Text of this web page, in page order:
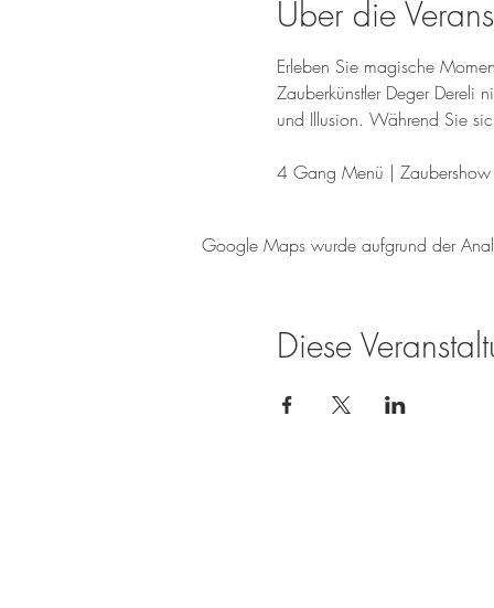
Über die
Erleben Sie magische
Zauberkünstler Deger Dereli
und Illusion. Während Sie
4 Gang Menü |
Google Maps wurde aufgrund der
Diese